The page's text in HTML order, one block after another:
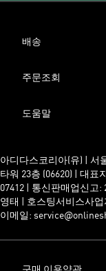
배송
주문조회
도움말
아디다스코리아(유) | 서
타워 23층 (06620) | 대
07412 | 통신판매업신고
영태 | 호스팅서비스사업
이메일: